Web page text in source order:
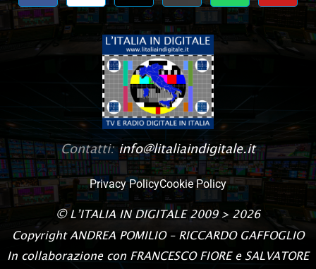
Contatti:info@litaliaindigitale.it
Privacy PolicyCookie Policy
© L’ITALIA IN DIGITALE2009 > 2026
Copyright ANDREA POMILIO – RICCARDO GAFFOGLIO
In collaborazione con FRANCESCO FIORE e SALVATORE